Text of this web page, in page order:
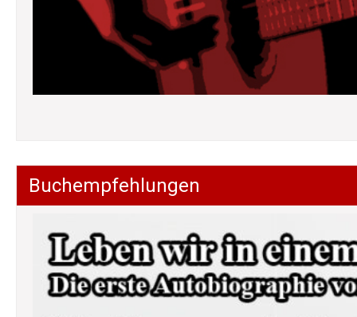
Buchempfehlungen